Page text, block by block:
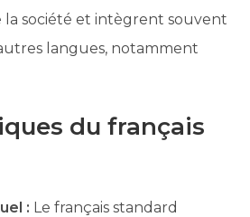
la société et intègrent souvent
langues, notamment
du français
: Le français standard